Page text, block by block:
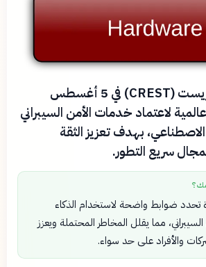
أصدرت منظمة كريست (CREST) في 5 أغسطس
عالمية لاعتماد خدمات الأمن السيبراني
بهدف تعزيز الثقة
سريع التطور.
تحدد ضوابط واضحة لاستخدام الذكاء
مما يقلل المخاطر المحتملة ويعزز
والأفراد على حد سواء.